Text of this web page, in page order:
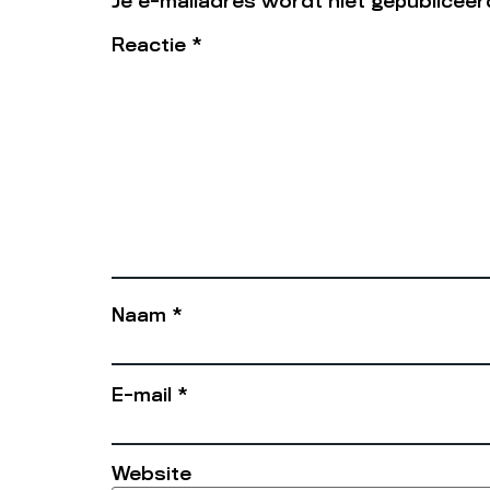
Reactie *
Naam *
E-mail *
Website